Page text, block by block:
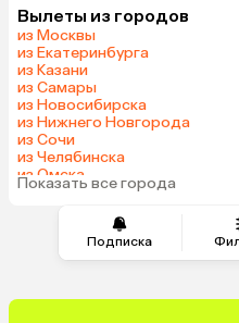
Подписка
Куба
Вылеты из городов
из Москвы
из Екатеринбурга
из Казани
из Самары
из Новосибирска
из Нижнего Новгорода
из Сочи
из Челябинска
из Омска
из Красноярска
Показать все города